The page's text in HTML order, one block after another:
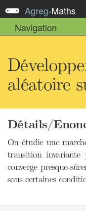
Agreg-Maths
Navigation
aléatoire
Détails/
On étudie une
transition
converge presque-
sous certaines